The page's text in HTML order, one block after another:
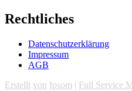
Rechtliches
Datenschutzerklärung
Impressum
AGB
Erstellt von Ipsom | Full Service